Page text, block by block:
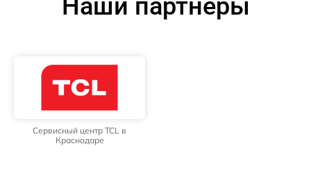
Наши партнёры
Сервисный центр TCL в
Краснодаре